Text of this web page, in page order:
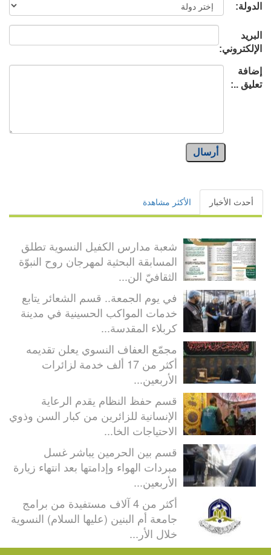
الدولة:
البريد
الإلكتروني:
إضافة
تعليق ..:
أرسال
أحدث الأخبار الأكثر مشاهدة
شعبة مدارس الكفيل النسوية تطلق
المسابقة البحثية لمهرجان روح النبوّة
الثقافيّ الن...
في يوم الجمعة.. قسم الشعائر يتابع
خدمات المواكب الحسينية في مدينة
كربلاء المقدسة...
مجمّع العفاف النسوي يعلن تقديمه
أكثر من 17 ألف خدمة لزائرات
الأربعين...
قسم حفظ النظام يقدم الرعاية
الإنسانية للزائرين من كبار السن وذوي
الاحتياجات الخا...
قسم بين الحرمين يباشر غسل
مبردات الهواء وإدامتها بعد انتهاء زيارة
الأربعين...
أكثر من 4 آلاف مستفيدة من برامج
جامعة أم البنين (عليها السلام) النسوية
خلال الأر...